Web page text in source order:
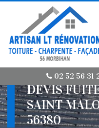
02 52 56 31
DEVIS
SAINT
56380